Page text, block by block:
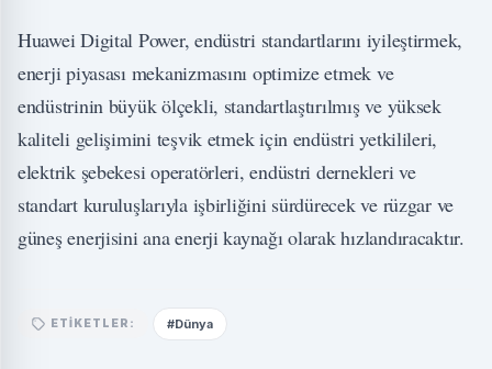
Huawei Digital Power, endüstri standartlarını iyileştirmek,
enerji piyasası mekanizmasını optimize etmek ve
endüstrinin büyük ölçekli, standartlaştırılmış ve yüksek
kaliteli gelişimini teşvik etmek için endüstri yetkilileri,
elektrik şebekesi operatörleri, endüstri dernekleri ve
standart kuruluşlarıyla işbirliğini sürdürecek ve rüzgar ve
güneş enerjisini ana enerji kaynağı olarak hızlandıracaktır.
ETIKETLER: #Dünya